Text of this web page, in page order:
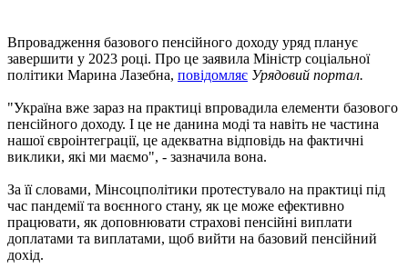
Впровадження базового пенсійного доходу уряд планує
завершити у 2023 році. Про це заявила Міністр соціальної
політики Марина Лазебна, повідомляє Урядовий портал.
"Україна вже зараз на практиці впровадила елементи базового
пенсійного доходу. І це не данина моді та навіть не частина
нашої євроінтеграції, це адекватна відповідь на фактичні
виклики, які ми маємо", - зазначила вона.
За її словами, Мінсоцполітики протестувало на практиці під
час пандемії та воєнного стану, як це може ефективно
працювати, як доповнювати страхові пенсійні виплати
доплатами та виплатами, щоб вийти на базовий пенсійний
дохід.